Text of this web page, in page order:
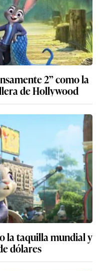
2” como la
de Hollywood
la taquilla mundial y
dólares